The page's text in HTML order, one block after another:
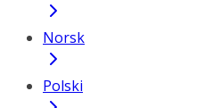
Norsk
Polski